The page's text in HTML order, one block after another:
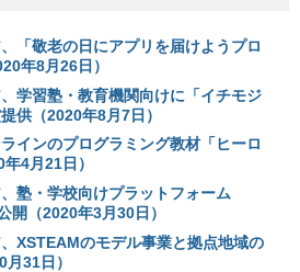
「敬老の日にアプリを届けようプロ
年8月26日）
学習塾・教育機関向けに「イチモジ
供（2020年8月7日）
インのプログラミング教材「ヒーロ
4月21日）
塾・学校向けプラットフォーム
開（2020年3月30日）
XSTEAMのモデル事業と拠点地域の
31日）